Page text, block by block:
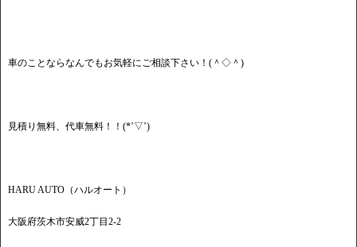
車のことならなんでもお気軽にご相談下さい！(＾◇＾)
見積り無料、代車無料！！(*’▽’)
HARU AUTO（ハルオート）
大阪府茨木市安威2丁目2-2